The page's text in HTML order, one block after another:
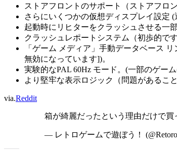
ストアフロントのサポート（ストアフロ
さらにいくつかの仮想ディスプレイ設定
起動時にリヒターをクラッシュさせる一
クラッシュレポートシステム（初歩的で
「ゲーム メディア」手動データベース
無効になっています])。
実験的なPAL 60Hz モード。(一部のゲー
より堅牢な表示ロジック（問題があるこ
via.Reddit
箱が綺麗だったという理由だけで
— レトロゲームで遊ぼう！